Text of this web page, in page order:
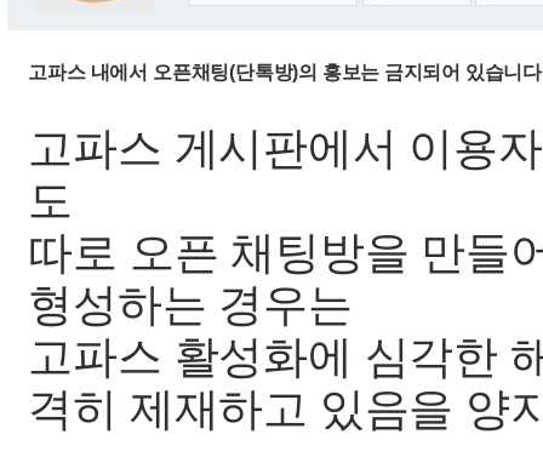
고파스 내에서 오픈채팅(단톡방)의 홍보는 금지되어 있습니
고파스 게시판에서 이용
도
따로 오픈 채팅방을 만들
형성하는 경우는
고파스 활성화에 심각한
격히 제재하고 있음을 양